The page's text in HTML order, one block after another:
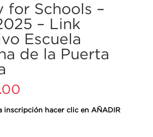
for Schools –
– Link
Escuela
de la Puerta
inscripción hacer clic en AÑADIR